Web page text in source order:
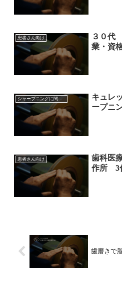
患者さん向け
３０代
業・資
シャープニングに関して
キュレ
ープニ
患者さん向け
歯科医
作所 3
歯磨きで